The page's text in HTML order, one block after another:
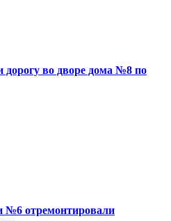
дорогу во дворе дома №8 по
№6 отремонтировали